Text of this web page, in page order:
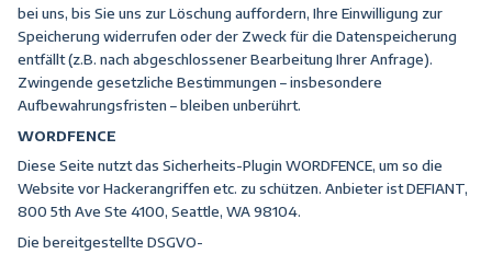
bei uns, bis Sie uns zur Löschung auffordern, Ihre Einwilligung zur
Speicherung widerrufen oder der Zweck für die Datenspeicherung
entfällt (z.B. nach abgeschlossener Bearbeitung Ihrer Anfrage).
Zwingende gesetzliche Bestimmungen – insbesondere
Aufbewahrungsfristen – bleiben unberührt.
WORDFENCE
Diese Seite nutzt das Sicherheits-Plugin WORDFENCE, um so die
Website vor Hackerangriffen etc. zu schützen. Anbieter ist DEFIANT,
800 5th Ave Ste 4100, Seattle, WA 98104.
Die bereitgestellte DSGVO-